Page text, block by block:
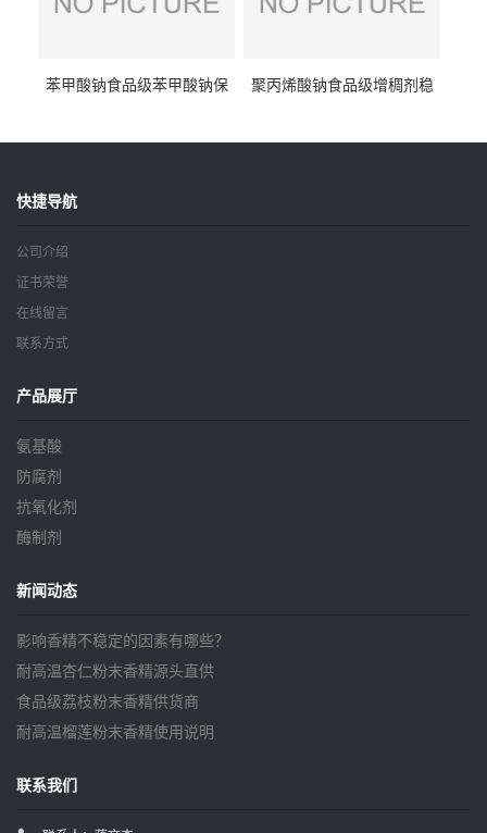
苯甲酸钠食品级苯甲酸钠保
聚丙烯酸钠食品级增稠剂稳
快捷导航
公司介绍
证书荣誉
在线留言
联系方式
产品展厅
氨基酸
防腐剂
抗氧化剂
酶制剂
新闻动态
影响香精不稳定的因素有哪些？
耐高温杏仁粉末香精源头直供
食品级荔枝粉末香精供货商
耐高温榴莲粉末香精使用说明
联系我们